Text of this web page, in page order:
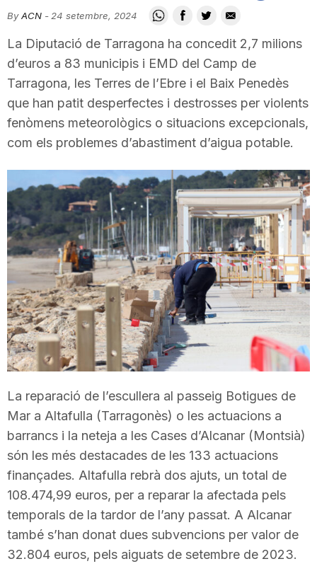
i
u
t
a
d
e
T
r
a
g
By ACN - 24 setembre, 2024
La Diputació de Tarragona ha concedit 2,7 milions
d’euros a 83 municipis i EMD del Camp de
Tarragona, les Terres de l’Ebre i el Baix Penedès
que han patit desperfectes i destrosses per violents
fenòmens meteorològics o situacions excepcionals,
com els problemes d’abastiment d’aigua potable.
La reparació de l’escullera al passeig Botigues de
Mar a Altafulla (Tarragonès) o les actuacions a
barrancs i la neteja a les Cases d’Alcanar (Montsià)
són les més destacades de les 133 actuacions
finançades. Altafulla rebrà dos ajuts, un total de
108.474,99 euros, per a reparar la afectada pels
temporals de la tardor de l’any passat. A Alcanar
també s’han donat dues subvencions per valor de
32.804 euros, pels aiguats de setembre de 2023.